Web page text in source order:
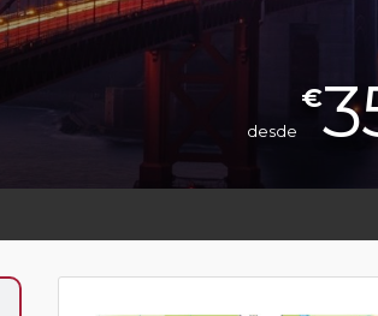
desde
€